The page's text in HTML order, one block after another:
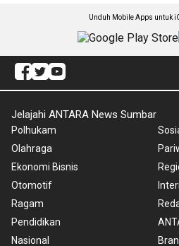
Unduh Mobile Apps untuk
Jelajahi ANTARA News Sumbar
Polhukam
Olahraga
Ekonomi Bisnis
Otomotif
Ragam
Pendidikan
Nasional